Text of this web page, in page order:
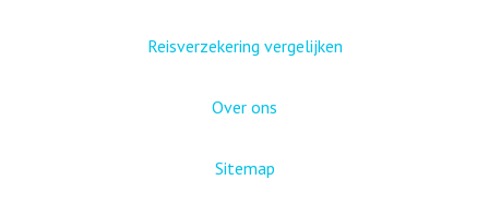
Reisverzekering vergelijken
Over ons
Sitemap